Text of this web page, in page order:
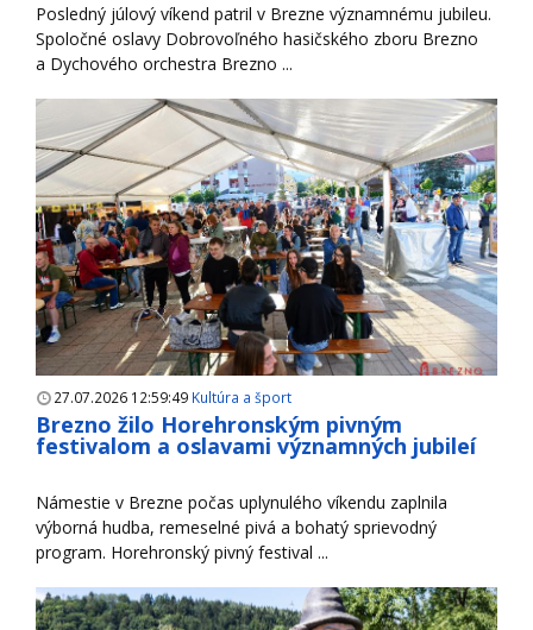
Posledný júlový víkend patril v Brezne významnému jubileu.
Spoločné oslavy Dobrovoľného hasičského zboru Brezno
a Dychového orchestra Brezno ...
27.07.2026 12:59:49 Kultúra a šport
Brezno žilo Horehronským pivným
festivalom a oslavami významných jubileí
Námestie v Brezne počas uplynulého víkendu zaplnila
výborná hudba, remeselné pivá a bohatý sprievodný
program. Horehronský pivný festival ...